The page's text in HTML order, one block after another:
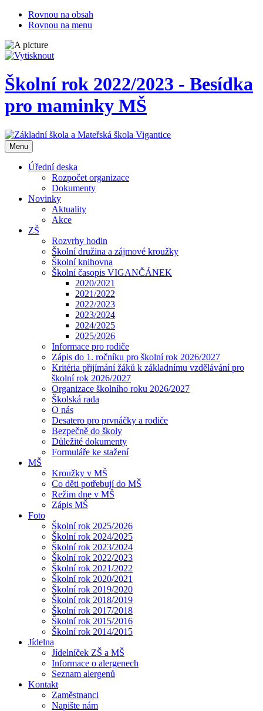
Rovnou na obsah
Rovnou na menu
Školní rok 2022/2023 - Besídka
pro maminky MŠ
Otevřit
navigaci
Menu
Úřední deska
Rozpočet organizace
Dokumenty
Novinky
Aktuality
Akce
ZŠ
Rozvrhy hodin
Školní družina a zájmové kroužky
Školní knihovna
Školní časopis VIGANČÁNEK
2020/2021
2021/2022
2022/2023
2023/2024
2024/2025
2025/2026
Informace pro rodiče
Zápis do 1. ročníku pro školní rok 2026/2027
Kritéria přijímání žáků k základnímu vzdělávání pro
školní rok 2026/2027
Organizace školního roku 2026/2027
Školská rada
O nás
Desatero pro prvnáčky a rodiče
Bezpečně do školy
Důležité dokumenty
Formuláře ke stažení
MŠ
Kroužky v MŠ
Co děti potřebují do MŠ
Režim dne v MŠ
Zápis MŠ
Foto
Školní rok 2025/2026
Školní rok 2024/2025
Školní rok 2023/2024
Školní rok 2022/2023
Školní rok 2021/2022
Školní rok 2020/2021
Školní rok 2019/2020
Školní rok 2018/2019
Školní rok 2017/2018
Školní rok 2015/2016
Školní rok 2014/2015
Jídelna
Jídelníček ZŠ a MŠ
Informace o alergenech
Seznam alergenů
Kontakt
Zaměstnanci
Napište nám